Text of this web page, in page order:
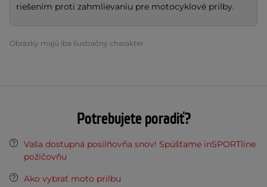
riešením proti zahmlievaniu pre motocyklové prilby.
Obrázky majú iba ilustračný charakter.
Potrebujete poradiť?
Vaša dostupná posilňovňa snov! Spúšťame inSPORTline
požičovňu
Ako vybrať moto prilbu